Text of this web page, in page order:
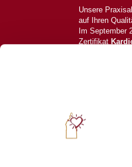
Unsere
auf Ihren
Im September
Zertifikat